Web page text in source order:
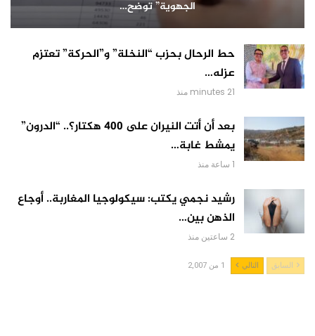
الجهوية” توضح…
حط الرحال بحزب “النخلة” و”الحركة” تعتزم
عزله…
21 minutes منذ
بعد أن أتت النيران على 400 هكتار؟.. “الدرون”
يمشط غابة…
1 ساعة منذ
رشيد نجمي يكتب: سيكولوجيا المغاربة.. أوجاع
الذهن بين…
2 ساعتين منذ
السابق التالي 1 من 2,007